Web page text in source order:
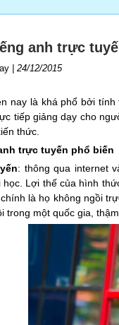
anh trực
24/12/2015
nay là khá phổ bởi
tiếp giảng dạy cho
thức.
trực tuyến phổ biến
: thông qua internet
Lợi thế của hình
là họ không ngồi
trong một quốc gia,